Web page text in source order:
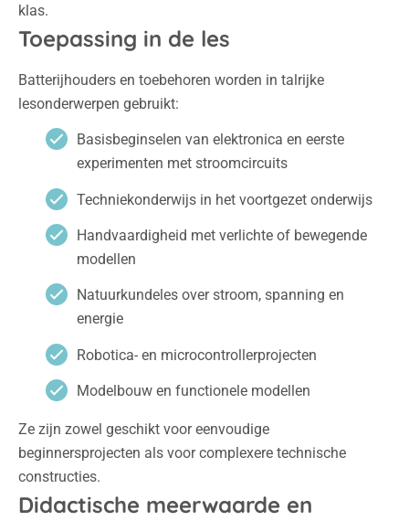
klas.
Toepassing in de les
Batterijhouders en toebehoren worden in talrijke
lesonderwerpen gebruikt:
Basisbeginselen van elektronica en eerste
experimenten met stroomcircuits
Techniekonderwijs in het voortgezet onderwijs
Handvaardigheid met verlichte of bewegende
modellen
Natuurkundeles over stroom, spanning en
energie
Robotica- en microcontrollerprojecten
Modelbouw en functionele modellen
Ze zijn zowel geschikt voor eenvoudige
beginnersprojecten als voor complexere technische
constructies.
Didactische meerwaarde en